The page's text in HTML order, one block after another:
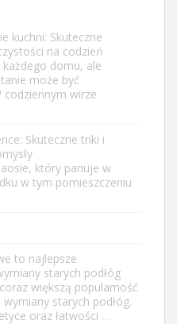
kuchni: Skuteczne
na codzień
domu, ale
może być
codziennym wirze
Skuteczne triki i
który panuje w
w tym pomieszczeniu
to najlepsze
starych podłóg
większą popularność
starych podłóg.
oraz łatwości …